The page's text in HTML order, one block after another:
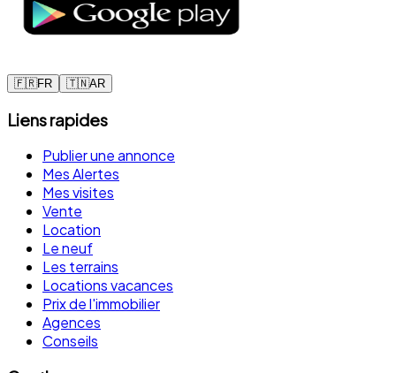
🇫🇷FR 🇹🇳AR
Liens rapides
Publier une annonce
Mes Alertes
Mes visites
Vente
Location
Le neuf
Les terrains
Locations vacances
Prix de l'immobilier
Agences
Conseils